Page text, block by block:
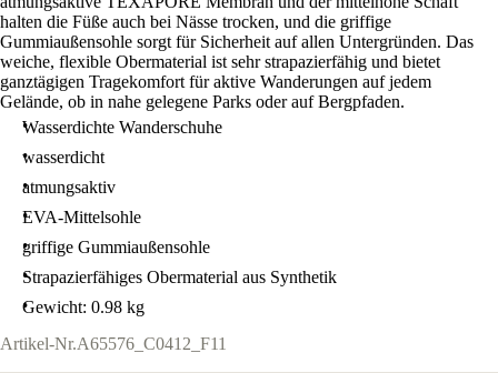
halten die Füße auch bei Nässe trocken, und die griffige
Gummiaußensohle sorgt für Sicherheit auf allen Untergründen. Das
weiche, flexible Obermaterial ist sehr strapazierfähig und bietet
ganztägigen Tragekomfort für aktive Wanderungen auf jedem
Gelände, ob in nahe gelegene Parks oder auf Bergpfaden.
Wasserdichte Wanderschuhe
wasserdicht
atmungsaktiv
EVA-Mittelsohle
griffige Gummiaußensohle
Strapazierfähiges Obermaterial aus Synthetik
Gewicht: 0.98 kg
Artikel-Nr.A65576_C0412_F11